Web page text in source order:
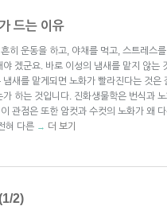
드는 이유
히 운동을 하고, 야채를 먹고, 스트레스
겠군요. 바로 이성의 냄새를 맡지 않는
새를 맡게되면 노화가 빨라진다는 것은
하는 것입니다. 진화생물학은 번식과
관점은 또한 암컷과 수컷의 노화가 왜
혀 다른 → 더 보기
2)